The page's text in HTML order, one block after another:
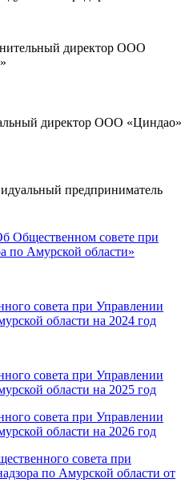
директор ООО
директор ООО «Циндао»
предприниматель
Общественном совете при
по Амурской области»
совета при Управлении
области на 2024 год
совета при Управлении
области на 2025 год
совета при Управлении
области на 2026 год
совета при
по Амурской области от